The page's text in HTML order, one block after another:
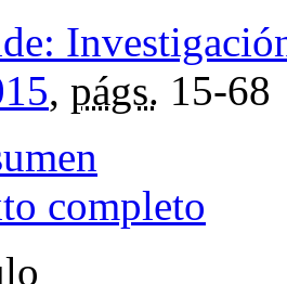
, págs. 15-68
completo